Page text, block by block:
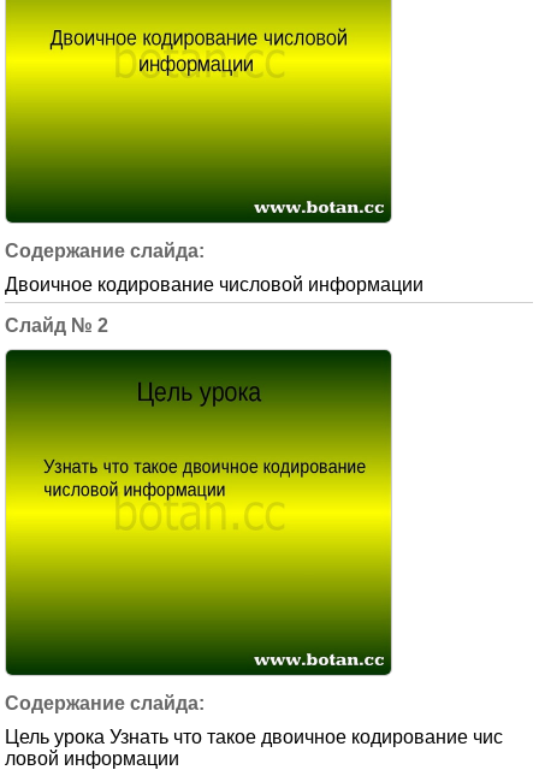
Двоичное кодирование числовой информации
2
Цель урока Узнать что такое двоичное кодирование чис
ловой информации